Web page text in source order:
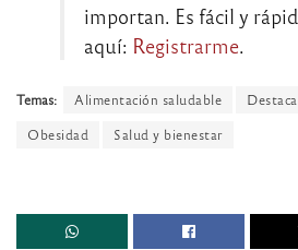
importan. Es fácil y
aquí: Registrarme.
Temas: Alimentación saludable
Obesidad
Salud y bienestar